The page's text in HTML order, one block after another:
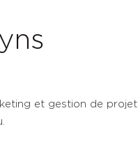
et gestion de